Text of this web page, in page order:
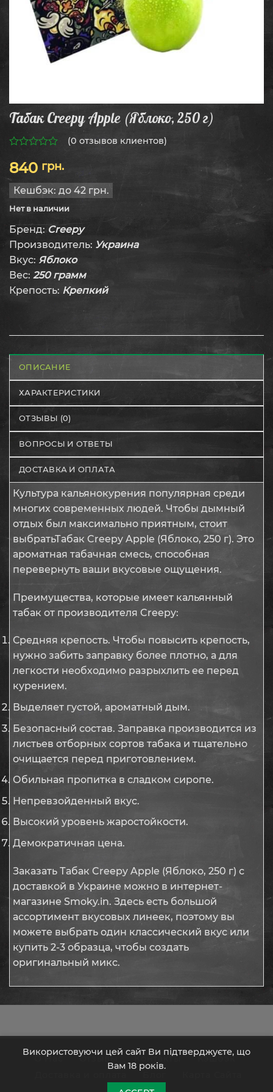
Табак Creepy Apple (Яблоко, 250 г)
из
5
(0 отзывов клиентов)
840 грн.
Кешбэк: до 42 грн.
Нет в наличии
Бренд: Creepy
Производитель: Украина
Вкус: Яблоко
Вес: 250 грамм
Крепость: Крепкий
ОПИСАНИЕ
ХАРАКТЕРИСТИКИ
ОТЗЫВЫ (0)
ВОПРОСЫ И ОТВЕТЫ
ДОСТАВКА И ОПЛАТА
Культура кальянокурения популярная среди
многих современных людей. Чтобы дымный
отдых был максимально приятным, стоит
выбратьТабак Creepy Apple (Яблоко, 250 г). Это
ароматная табачная смесь, способная
перевернуть ваши вкусовые ощущения.
Преимущества, которые имеет кальянный
табак от производителя Creepy:
Средняя крепость. Чтобы повысить крепость,
нужно забить заправку более плотно, а для
легкости необходимо разрыхлить ее перед
курением.
Выделяет густой, ароматный дым.
Безопасный состав. Заправка производится из
листьев отборных сортов табака и тщательно
очищается перед приготовлением.
Обильная пропитка в сладком сиропе.
Непревзойденный вкус.
Высокий уровень жаростойкости.
Демократичная цена.
Заказать Табак Creepy Apple (Яблоко, 250 г) с
доставкой в Украине можно в интернет-
магазине Smoky.in. Здесь есть большой
ассортимент вкусовых линеек, поэтому вы
можете выбрать один классический вкус или
купить 2-3 образца, чтобы создать
оригинальный микс.
О Нас Отзывы Контакты
Кэшбэк
Використовуючи цей сайт Ви підтверджуєте, що
Вам 18 років.